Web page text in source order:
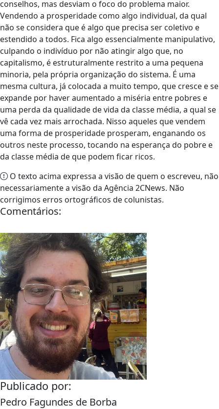
conselhos, mas desviam o foco do problema maior.
Vendendo a prosperidade como algo individual, da qual
não se considera que é algo que precisa ser coletivo e
estendido a todos. Fica algo essencialmente manipulativo,
culpando o indivíduo por não atingir algo que, no
capitalismo, é estruturalmente restrito a uma pequena
minoria, pela própria organização do sistema. É uma
mesma cultura, já colocada a muito tempo, que cresce e se
expande por haver aumentado a miséria entre pobres e
uma perda da qualidade de vida da classe média, a qual se
vê cada vez mais arrochada. Nisso aqueles que vendem
uma forma de prosperidade prosperam, enganando os
outros neste processo, tocando na esperança do pobre e
da classe média de que podem ficar ricos.
O texto acima expressa a visão de quem o escreveu, não
necessariamente a visão da Agência 2CNews. Não
corrigimos erros ortográficos de colunistas.
Comentários:
Publicado por:
Pedro Fagundes de Borba